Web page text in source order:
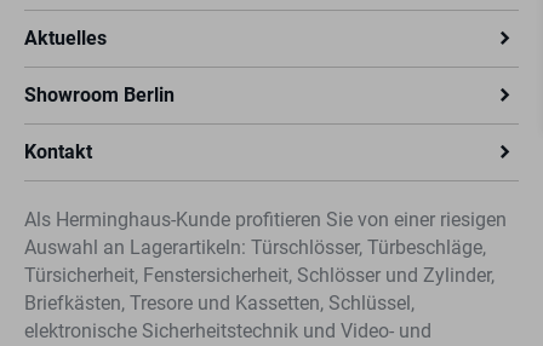
Aktuelles
Showroom Berlin
Kontakt
Als Herminghaus-Kunde profitieren Sie von einer riesigen
Auswahl an Lagerartikeln: Türschlösser, Türbeschläge,
Türsicherheit, Fenstersicherheit, Schlösser und Zylinder,
Briefkästen, Tresore und Kassetten, Schlüssel,
elektronische Sicherheitstechnik und Video- und